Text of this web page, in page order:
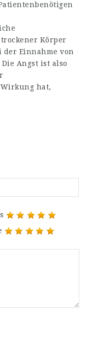
Körper
der Einnahme von
Angst ist also
hat,